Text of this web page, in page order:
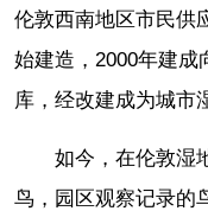
伦敦西南地区市民供
始建造，2000年建成
库，经改建成为城市
如今，在伦敦湿
鸟，园区观察记录的